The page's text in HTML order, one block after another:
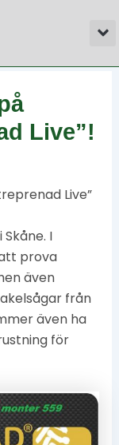
Live”!
Live”
I
prova
även
från
även ha
för